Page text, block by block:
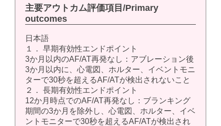
主要アウトカム評価項目/Primary
outcomes
日本語
１． 早期有効性エンドポイント
3か月以内のAF/AT再発なし：アブレーション後
3か月以内に、心電図、ホルター、イベントモニ
ターで30秒を超えるAF/ATが検出されないこと
２． 長期有効性エンドポイント
12か月時点でのAF/AT再発なし：ブランキング
期間の3か月を除外し、心電図、ホルター、イベ
ントモニターで30秒を超えるAF/ATが検出され